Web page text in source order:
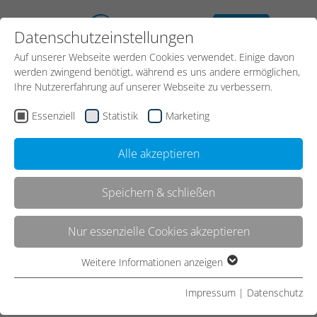
Kontakt
Start Agentur Über Uns
Datenschutzeinstellungen
Auf unserer Webseite werden Cookies verwendet. Einige davon
werden zwingend benötigt, während es uns andere ermöglichen,
Ihre Nutzererfahrung auf unserer Webseite zu verbessern.
Essenziell Statistik Marketing
Alle akzeptieren
Speichern & schließen
Nur essenzielle Cookies akzeptieren
Essenzielle Cookies werden für grundlegende Funktionen der
Weitere Informationen anzeigen
Impressum | Datenschutz